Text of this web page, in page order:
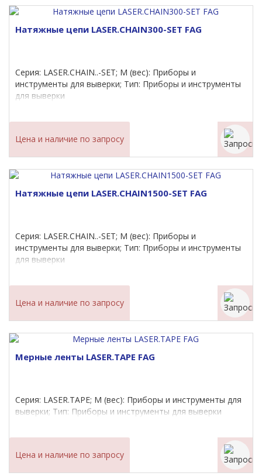
Натяжные цепи LASER.CHAIN300-SET FAG
Серия: LASER.CHAIN..-SET; M (вес): Приборы и
инструменты для выверки; Тип: Приборы и инструменты
для выверки
Цена и наличие по запросу
Натяжные цепи LASER.CHAIN1500-SET FAG
Серия: LASER.CHAIN..-SET; M (вес): Приборы и
инструменты для выверки; Тип: Приборы и инструменты
для выверки
Цена и наличие по запросу
Мерные ленты LASER.TAPE FAG
Серия: LASER.TAPE; M (вес): Приборы и инструменты для
выверки; Тип: Приборы и инструменты для выверки
Цена и наличие по запросу